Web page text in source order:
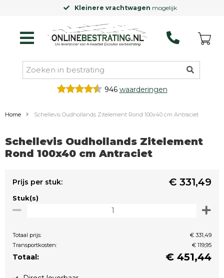
Kleinere vrachtwagenmogelijk
946 waarderingen
Home Schellevis Oudhollands Zitelement Rond 100x40 cm Antraciet
Schellevis Oudhollands Zitelement
Rond 100x40 cm Antraciet
Prijs per stuk: € 331,49
Stuk(s)
Totaal prijs:
€ 331,49
Transportkosten:
€ 119,95
Totaal: € 451,44